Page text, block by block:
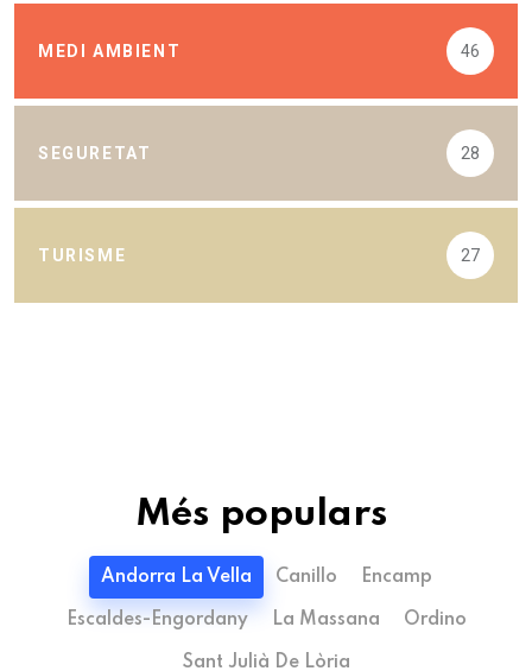
MEDI AMBIENT 46
SEGURETAT 28
TURISME 27
Més populars
Andorra La Vella Canillo Encamp
Escaldes-Engordany La Massana Ordino
Sant Julià De Lòria